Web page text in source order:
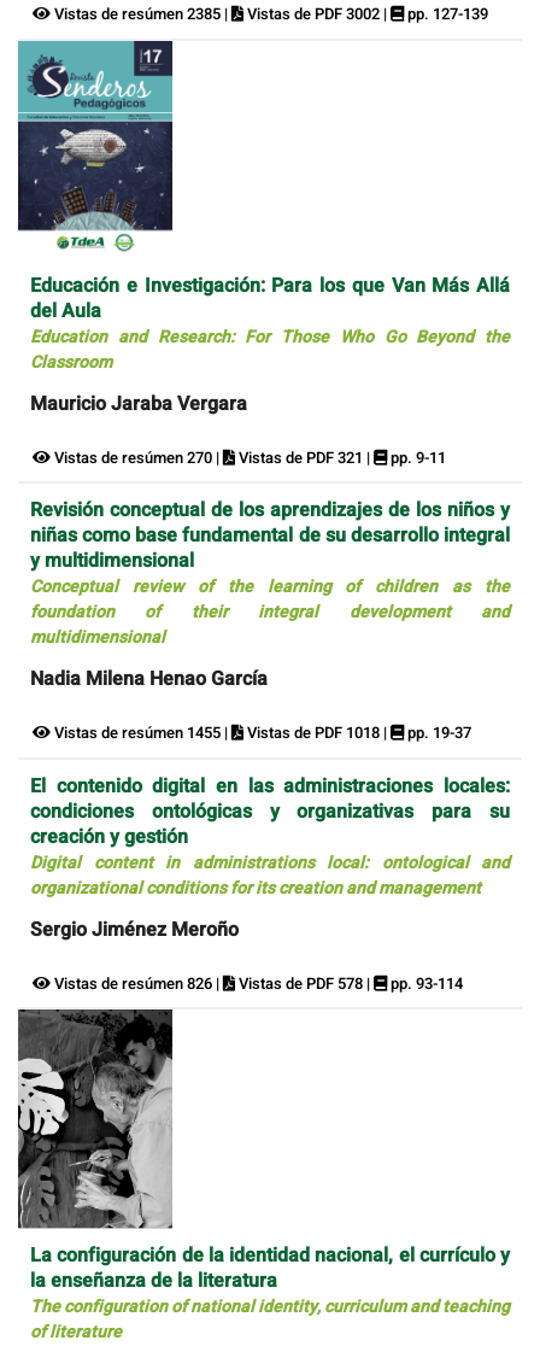
Vistas de resúmen 2385 | Vistas de PDF 3002 | pp. 127-139
Educación e Investigación: Para los que Van Más Allá
del Aula
Education and Research: For Those Who Go Beyond the
Classroom
Mauricio Jaraba Vergara
Vistas de resúmen 270 | Vistas de PDF 321 | pp. 9-11
Revisión conceptual de los aprendizajes de los niños y
niñas como base fundamental de su desarrollo integral
y multidimensional
Conceptual review of the learning of children as the
foundation of their integral development and
multidimensional
Nadia Milena Henao García
Vistas de resúmen 1455 | Vistas de PDF 1018 | pp. 19-37
El contenido digital en las administraciones locales:
condiciones ontológicas y organizativas para su
creación y gestión
Digital content in administrations local: ontological and
organizational conditions for its creation and management
Sergio Jiménez Meroño
Vistas de resúmen 826 | Vistas de PDF 578 | pp. 93-114
La configuración de la identidad nacional, el currículo y
la enseñanza de la literatura
The configuration of national identity, curriculum and teaching
of literature